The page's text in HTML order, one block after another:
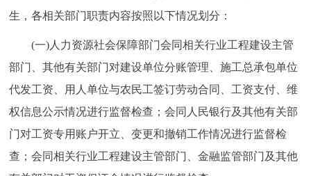
生，各相关部门职责内容按照以下情况划分：
(一)人力资源社会保障部门会同相关行业工程建设主管
部门、其他有关部门对建设单位分账管理、施工总承包单位
代发工资、用人单位与农民工签订劳动合同、工资支付、维
权信息公示情况进行监督检查；会同人民银行及其他有关部
门对工资专用账户开立、变更和撤销工作情况进行监督检
查；会同相关行业工程建设主管部门、金融监管部门及其他